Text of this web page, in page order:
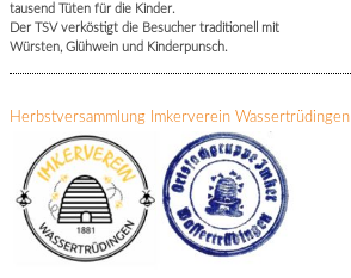
tausend Tüten für die Kinder.
Der TSV verköstigt die Besucher traditionell mit
Würsten, Glühwein und Kinderpunsch.
Herbstversammlung Imkerverein Wassertrüdingen